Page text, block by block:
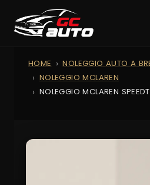
HOME
NOLEGGIO AUTO A
NOLEGGIO MCLAREN
NOLEGGIO MCLAREN